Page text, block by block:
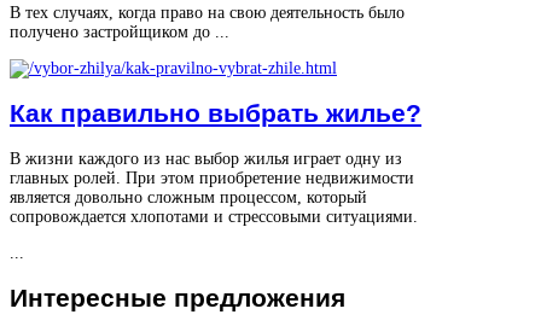
В тех случаях, когда право на свою деятельность было
получено застройщиком до ...
Как правильно выбрать жилье?
В жизни каждого из нас выбор жилья играет одну из
главных ролей. При этом приобретение недвижимости
является довольно сложным процессом, который
сопровождается хлопотами и стрессовыми ситуациями.
Интересные предложения